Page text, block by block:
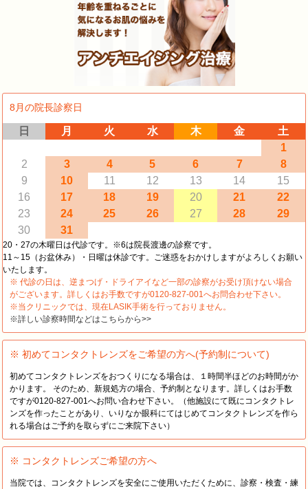
8月の院長診察日
日 月 火 水 木 金
土
1
2
3 4 5 6 7
8
9
10 11 12 13 14
15
16
17 18 19 20 21
22
23
24 25 26 27 28
29
30
31
20・27の木曜日は代診です。※6は院長渡邊の診察です。
11～15（お盆休み）・日曜は休診です。ご迷惑をおかけしますがよろしくお願い
いたします。
※ 代診の日は、逆まつげ・ドライアイなど一部の診察がお受け頂けない場合
がございます。詳しくはお手数ですが0120-827-001へお問合わせ下さい。
※当クリニックでは、現在LASIK手術を行っておりません。
※詳しい診察時間などはこちらから>>
※ 初めてコンタクトレンズをご希望の方へ(予約制について)
初めてコンタクトレンズをおつくりになる場合は、１時間半ほどのお時間がか
かります。 そのため、新規処方の場合、予約制となります。詳しくはお手数
ですが0120-827-001へお問い合わせ下さい。（他施設にて既にコンタクトレ
ンズを作ったことがあり、いりなか眼科にてはじめてコンタクトレンズを作ら
れる場合はご予約を取らずにご来院下さい）
※ コンタクトレンズご希望の方へ
当院では、コンタクトレンズを安全にご使用いただくために、診察・検査・練